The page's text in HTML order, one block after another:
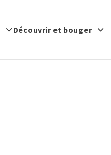
Découvrir et bouger